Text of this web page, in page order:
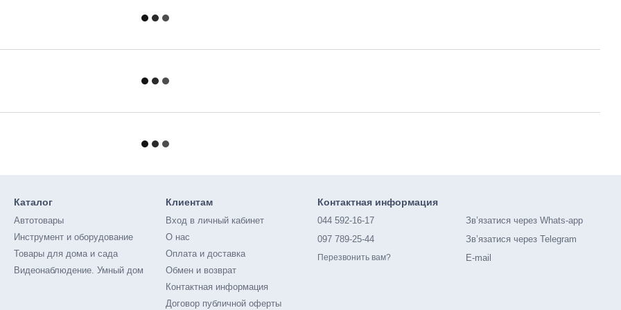
Каталог
Автотовары
Инструмент и оборудование
Товары для дома и сада
Видеонаблюдение. Умный дом
Клиентам
Вход в личный кабинет
О нас
Оплата и доставка
Обмен и возврат
Контактная информация
Договор публичной оферты
Контактная информация
044 592-16-17
097 789-25-44
Перезвонить вам?
Зв’язатися через Whats-app
Зв’язатися через Telegram
E-mail